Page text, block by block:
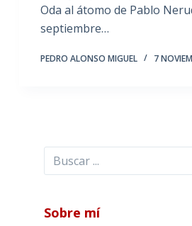
Oda al átomo de Pablo
septiembre…
PEDRO ALONSO MIGUEL 7
Buscar
Sobre mí